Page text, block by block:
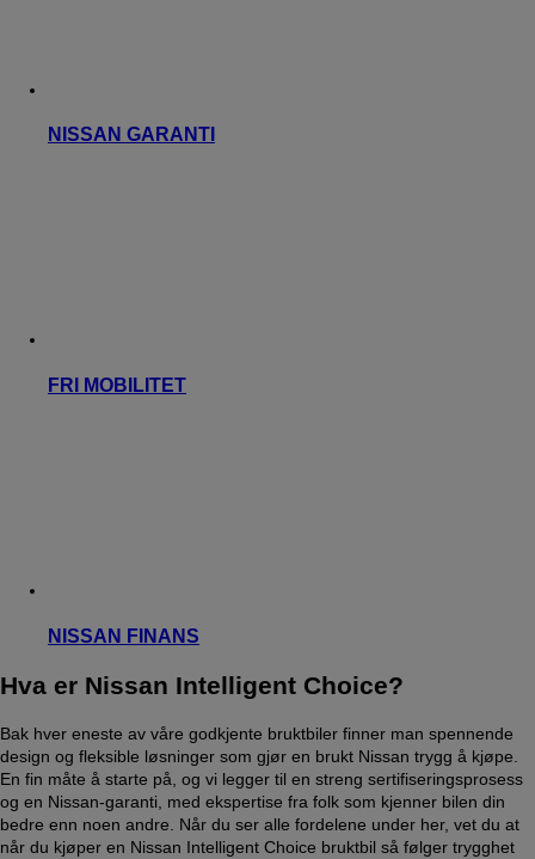
NISSAN GARANTI
FRI MOBILITET
NISSAN FINANS
Hva er Nissan Intelligent Choice?
Bak hver eneste av våre godkjente bruktbiler finner man spennende
design og fleksible løsninger som gjør en brukt Nissan trygg å kjøpe.
En fin måte å starte på, og vi legger til en streng sertifiseringsprosess
og en Nissan-garanti, med ekspertise fra folk som kjenner bilen din
bedre enn noen andre. Når du ser alle fordelene under her, vet du at
når du kjøper en Nissan Intelligent Choice bruktbil så følger trygghet